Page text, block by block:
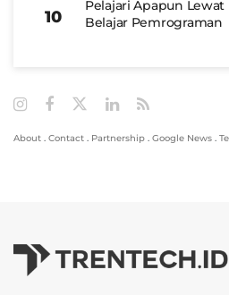
Pelajari Apapun Lewat
Belajar Pemrograman
About . Contact . Partnership . Google News .